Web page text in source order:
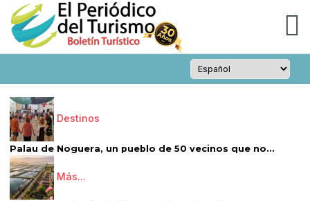
Destinos
Palau de Noguera, un pueblo de 50 vecinos que no...
Más...